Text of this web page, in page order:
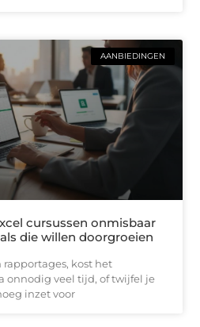
AANBIEDINGEN
cursussen onmisbaar
die willen doorgroeien
rapportages, kost het
onnodig veel tijd, of twijfel je
inzet voor